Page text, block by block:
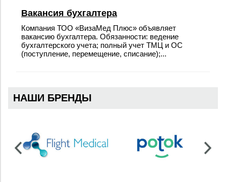
Вакансия бухгалтера
Компания ТОО «ВизаМед Плюс» объявляет
вакансию бухгалтера. Обязанности: ведение
бухгалтерского учета; полный учет ТМЦ и ОС
(поступление, перемещение, списание);...
НАШИ БРЕНДЫ